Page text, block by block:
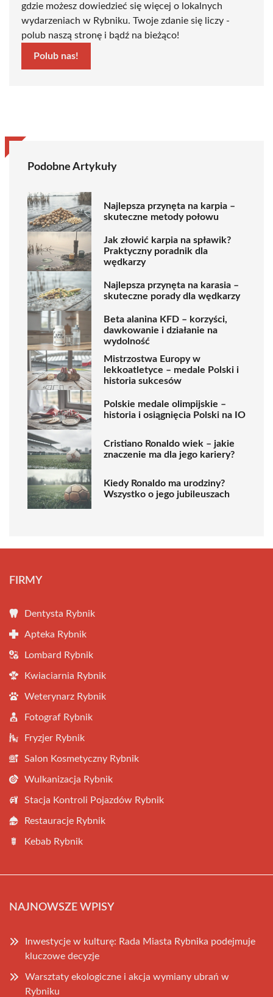
gdzie możesz dowiedzieć się więcej o lokalnych
wydarzeniach w Rybniku. Twoje zdanie się liczy -
polub naszą stronę i bądź na bieżąco!
Polub nas!
Podobne Artykuły
Najlepsza przynęta na karpia –
skuteczne metody połowu
Jak złowić karpia na spławik?
Praktyczny poradnik dla
wędkarzy
Najlepsza przynęta na karasia –
skuteczne porady dla wędkarzy
Beta alanina KFD – korzyści,
dawkowanie i działanie na
wydolność
Mistrzostwa Europy w
lekkoatletyce – medale Polski i
historia sukcesów
Polskie medale olimpijskie –
historia i osiągnięcia Polski na IO
Cristiano Ronaldo wiek – jakie
znaczenie ma dla jego kariery?
Kiedy Ronaldo ma urodziny?
Wszystko o jego jubileuszach
FIRMY
Dentysta Rybnik
Apteka Rybnik
Lombard Rybnik
Kwiaciarnia Rybnik
Weterynarz Rybnik
Fotograf Rybnik
Fryzjer Rybnik
Salon Kosmetyczny Rybnik
Wulkanizacja Rybnik
Stacja Kontroli Pojazdów Rybnik
Restauracje Rybnik
Kebab Rybnik
NAJNOWSZE WPISY
Inwestycje w kulturę: Rada Miasta Rybnika podejmuje
kluczowe decyzje
Warsztaty ekologiczne i akcja wymiany ubrań w
Rybniku